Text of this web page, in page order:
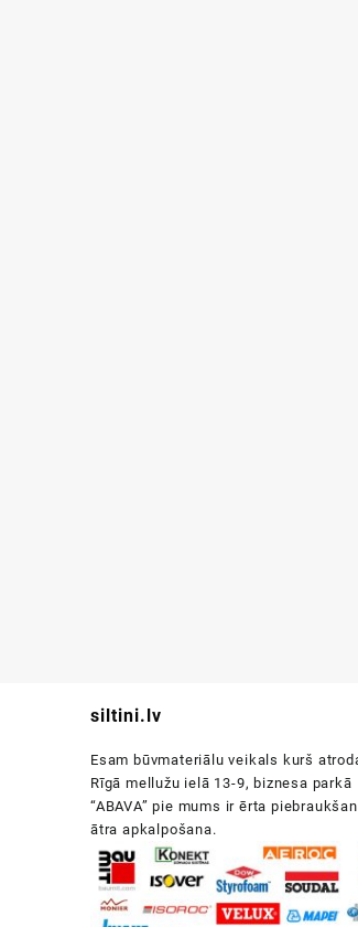
siltini.lv
Esam būvmateriālu veikals kurš
Rīgā mellužu ielā 13-9, biznesa parkā
“ABAVA” pie mums ir ērta
ātra apkalpošana.